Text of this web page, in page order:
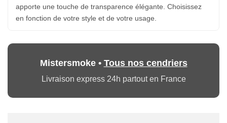
apporte une touche de transparence élégante. Choisissez
en fonction de votre style et de votre usage.
Mistersmoke • Tous nos cendriers
Livraison express 24h partout en France